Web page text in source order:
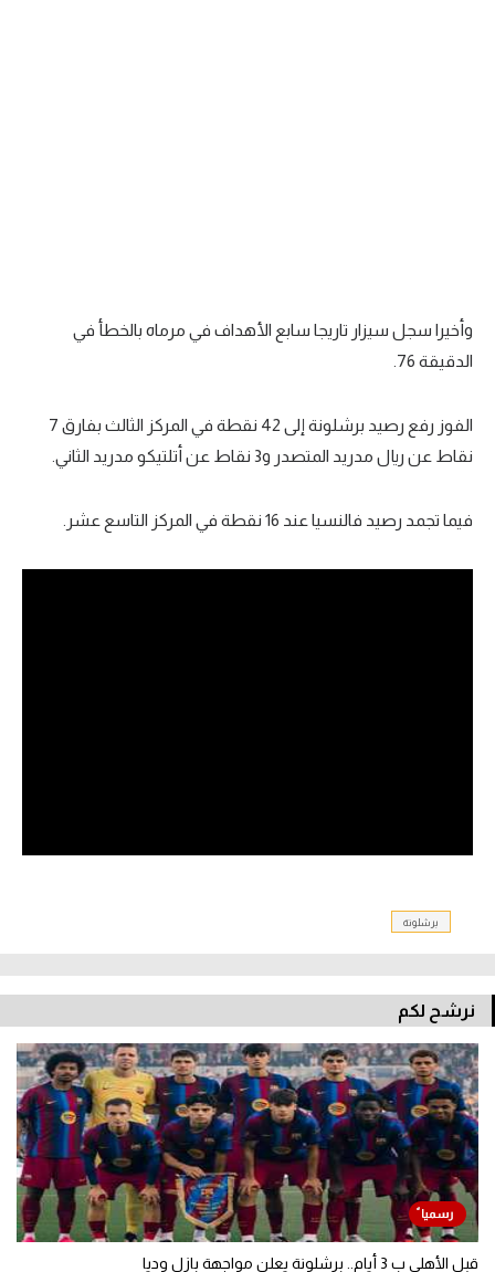
وأخيرا سجل سيزار تاريجا سابع الأهداف في مرماه بالخطأ في
الدقيقة 76.
الفوز رفع رصيد برشلونة إلى 42 نقطة في المركز الثالث بفارق 7
نقاط عن ريال مدريد المتصدر و3 نقاط عن أتلتيكو مدريد الثاني.
فيما تجمد رصيد فالنسيا عند 16 نقطة في المركز التاسع عشر.
برشلونة
نرشح لكم
قبل الأهلي ب 3 أيام.. برشلونة يعلن مواجهة بازل وديا